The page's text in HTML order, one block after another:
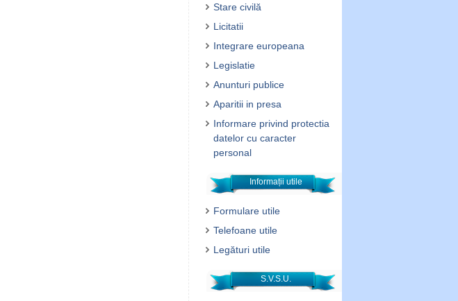
Stare civilă
Licitatii
Integrare europeana
Legislatie
Anunturi publice
Aparitii in presa
Informare privind protectia
datelor cu caracter
personal
Informații utile
Formulare utile
Telefoane utile
Legături utile
S.V.S.U.